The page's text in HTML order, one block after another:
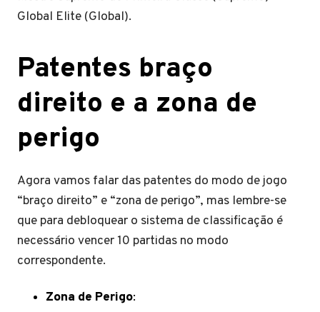
Global Elite (Global).
Patentes braço
direito e a zona de
perigo
Agora vamos falar das patentes do modo de jogo
“braço direito” e “zona de perigo”, mas lembre-se
que para debloquear o sistema de classificação é
necessário vencer 10 partidas no modo
correspondente.
Zona de Perigo: